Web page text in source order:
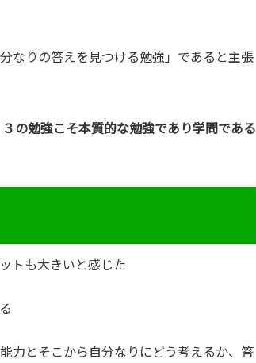
なりの答えを見つける勉強」であると主張
の勉強こそ本質的な勉強であり学問である
トも大きいと感じた
力とそこから自分なりにどう考えるか、答